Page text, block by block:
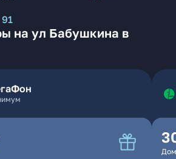
91
на ул Бабушкина в